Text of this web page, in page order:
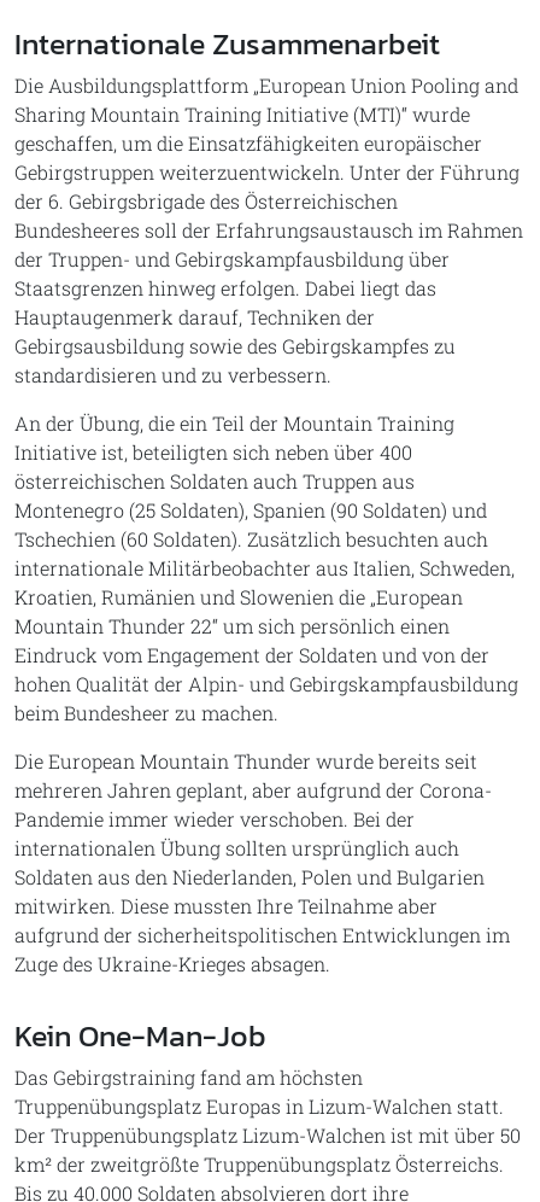
Internationale Zusammenarbeit
Die Ausbildungsplattform „European Union Pooling and
Sharing Mountain Training Initiative (MTI)“ wurde
geschaffen, um die Einsatzfähigkeiten europäischer
Gebirgstruppen weiterzuentwickeln. Unter der Führung
der 6. Gebirgsbrigade des Österreichischen
Bundesheeres soll der Erfahrungsaustausch im Rahmen
der Truppen- und Gebirgskampfausbildung über
Staatsgrenzen hinweg erfolgen. Dabei liegt das
Hauptaugenmerk darauf, Techniken der
Gebirgsausbildung sowie des Gebirgskampfes zu
standardisieren und zu verbessern.
An der Übung, die ein Teil der Mountain Training
Initiative ist, beteiligten sich neben über 400
österreichischen Soldaten auch Truppen aus
Montenegro (25 Soldaten), Spanien (90 Soldaten) und
Tschechien (60 Soldaten). Zusätzlich besuchten auch
internationale Militärbeobachter aus Italien, Schweden,
Kroatien, Rumänien und Slowenien die „European
Mountain Thunder 22“ um sich persönlich einen
Eindruck vom Engagement der Soldaten und von der
hohen Qualität der Alpin- und Gebirgskampfausbildung
beim Bundesheer zu machen.
Die European Mountain Thunder wurde bereits seit
mehreren Jahren geplant, aber aufgrund der Corona-
Pandemie immer wieder verschoben. Bei der
internationalen Übung sollten ursprünglich auch
Soldaten aus den Niederlanden, Polen und Bulgarien
mitwirken. Diese mussten Ihre Teilnahme aber
aufgrund der sicherheitspolitischen Entwicklungen im
Zuge des Ukraine-Krieges absagen.
Kein One-Man-Job
Das Gebirgstraining fand am höchsten
Truppenübungsplatz Europas in Lizum-Walchen statt.
Der Truppenübungsplatz Lizum-Walchen ist mit über 50
km² der zweitgrößte Truppenübungsplatz Österreichs.
Bis zu 40.000 Soldaten absolvieren dort ihre